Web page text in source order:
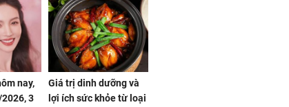
nay,
3
Giá trị dinh dưỡng và
lợi ích sức khỏe từ loại